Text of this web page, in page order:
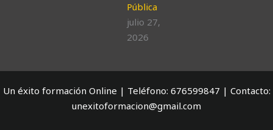
Pública
julio 27,
2026
Un éxito formación Online | Teléfono: 676599847 | Contacto:
unexitoformacion@gmail.com